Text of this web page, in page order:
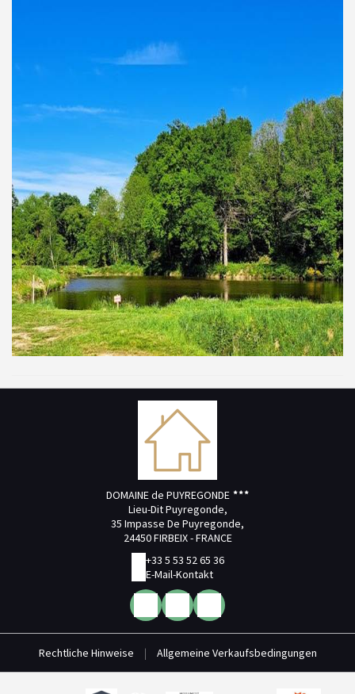
DOMAINE de PUYREGONDE
Lieu-Dit Puyregonde,
35 Impasse De Puyregonde,
24450 FIRBEIX - FRANCE
+33 5 53 52 65 36
E-Mail-Kontakt
Rechtliche Hinweise | Allgemeine Verkaufsbedingungen